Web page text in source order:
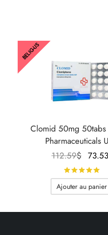
BELIG-US
Clomid 50mg 50tabs
Pharmaceuticals
112.59$
Le
initial
73.53
Ajouter au panier